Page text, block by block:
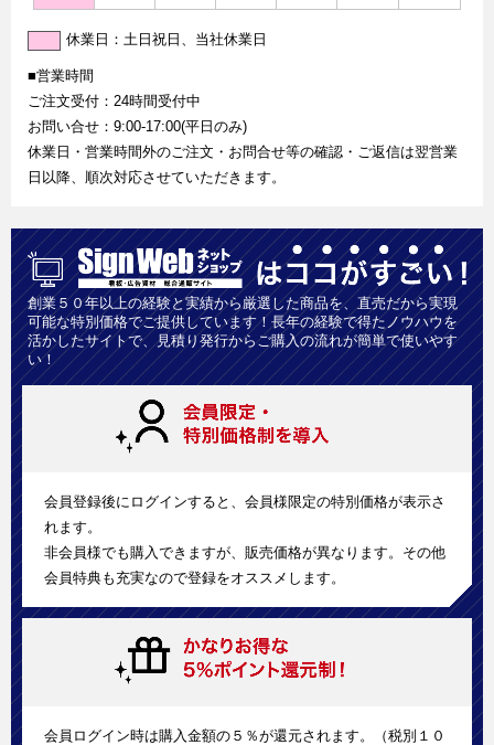
休業日：土日祝日、当社休業日
■営業時間
ご注文受付：24時間受付中
お問い合せ：9:00-17:00(平日のみ)
休業日・営業時間外のご注文・お問合せ等の確認・ご返信は翌営業
日以降、順次対応させていただきます。
創業５０年以上の経験と実績から厳選した商品を、直売だから実現
可能な特別価格でご提供しています！長年の経験で得たノウハウを
活かしたサイトで、見積り発行からご購入の流れが簡単で使いやす
い！
会員登録後にログインすると、会員様限定の特別価格が表示さ
れます。
非会員様でも購入できますが、販売価格が異なります。その他
会員特典も充実なので登録をオススメします。
会員ログイン時は購入金額の５％が還元されます。（税別１０